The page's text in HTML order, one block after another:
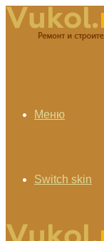
Меню
Switch skin